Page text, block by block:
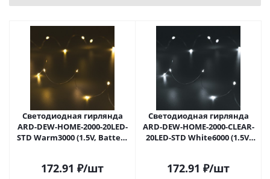
Светодиодная гирлянда
ARD-DEW-HOME-2000-20LED-
STD Warm3000 (1.5V, Battery
172.91 ₽/шт
Светодиодная гирлянда
ARD-DEW-HOME-2000-CLEAR-
20LED-STD White6000 (1.5V,
Саратове
172.91 ₽/шт